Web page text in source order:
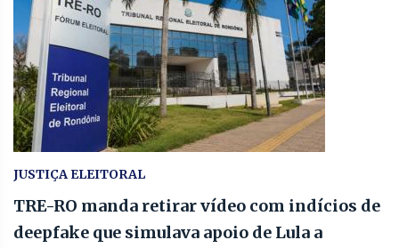
JUSTIÇA ELEITORAL
TRE-RO manda retirar vídeo com indícios de
deepfake que simulava apoio de Lula a